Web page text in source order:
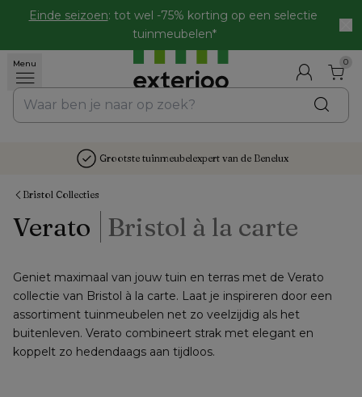
Einde seizoen: tot wel -75% korting op een selectie
tuinmeubelen*
Menu 0
Grootste tuinmeubelexpert van de Benelux
Bristol Collecties
Verato Bristol à la carte
Geniet maximaal van jouw tuin en terras met de Verato
collectie van Bristol à la carte. Laat je inspireren door een
assortiment tuinmeubelen net zo veelzijdig als het
buitenleven. Verato combineert strak met elegant en
koppelt zo hedendaags aan tijdloos.